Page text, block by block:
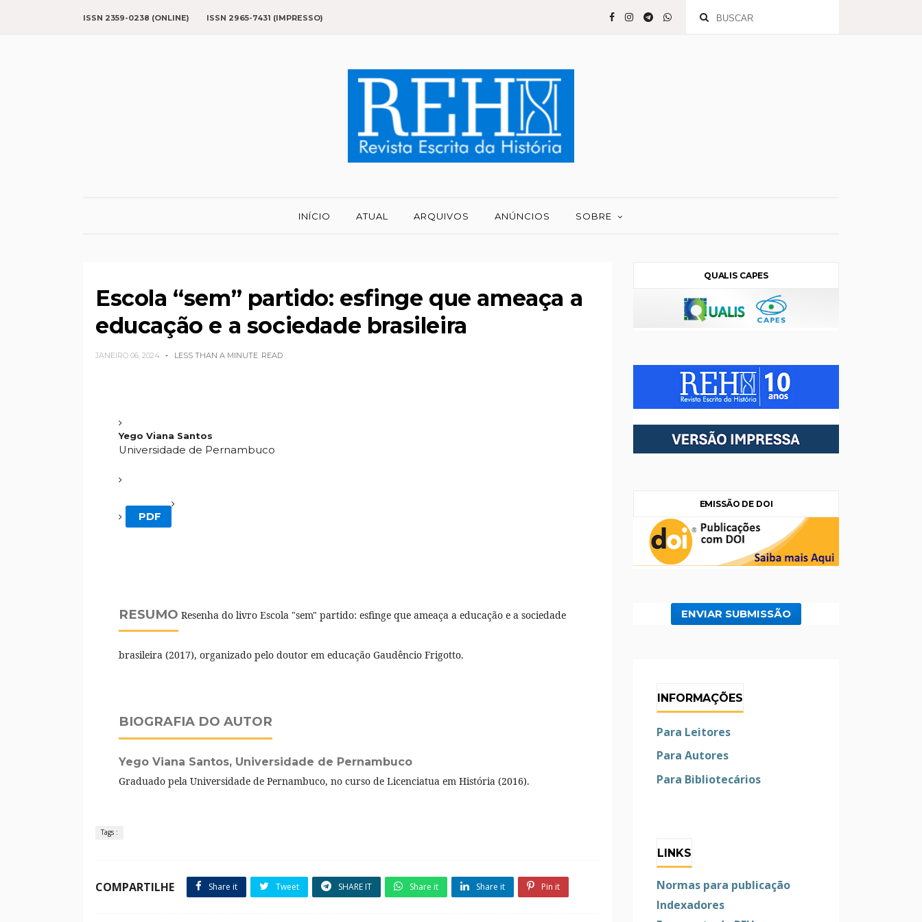
ISSN 2359-0238 (ONLINE) ISSN 2965-7431 (IMPRESSO)
INÍCIO ATUAL ARQUIVOS ANÚNCIOS SOBRE
Escola “sem” partido: esfinge que ameaça a
educação e a sociedade brasileira
JANEIRO 06, 2024 LESS THAN A MINUTE READ
Yego Viana Santos
Universidade de Pernambuco
PDF
RESUMO Resenha do livro Escola "sem" partido: esfinge que ameaça a educação e a sociedade
brasileira (2017), organizado pelo doutor em educação Gaudêncio Frigotto.
BIOGRAFIA DO AUTOR
Yego Viana Santos, Universidade de Pernambuco
Graduado pela Universidade de Pernambuco, no curso de Licenciatua em História (2016).
Tags :
COMPARTILHE Share it Tweet SHARE IT Share it Share it Pin it
QUALIS CAPES
EMISSÃO DE DOI
ENVIAR SUBMISSÃO
INFORMAÇÕES
Para Leitores
Para Autores
Para Bibliotecários
LINKS
Normas para publicação
Indexadores